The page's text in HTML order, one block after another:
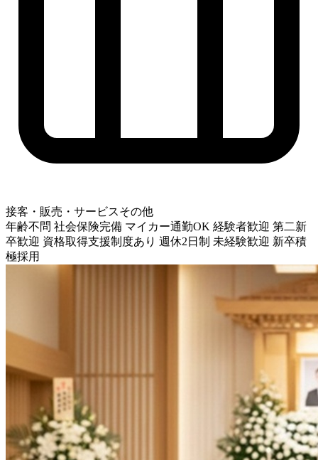
接客・販売・サービスその他
年齢不問 社会保険完備 マイカー通勤OK 経験者歓迎 第二新
卒歓迎 資格取得支援制度あり 週休2日制 未経験歓迎 新卒積
極採用